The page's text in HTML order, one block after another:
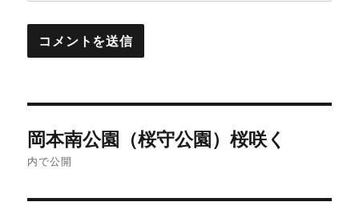
稿
岡本南公園（桜守公園）桜咲く
内で公開